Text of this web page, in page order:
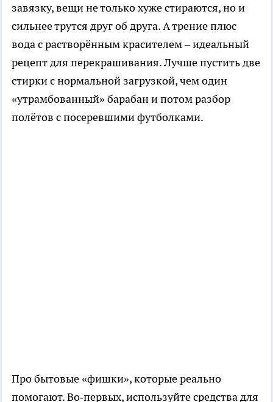
завязку, вещи не только хуже стираются, но и
сильнее трутся друг об друга. А трение плюс
вода с растворённым красителем – идеальный
рецепт для перекрашивания. Лучше пустить две
стирки с нормальной загрузкой, чем один
«утрамбованный» барабан и потом разбор
полётов с посеревшими футболками.
Про бытовые «фишки», которые реально
помогают. Во‑первых, используйте средства для